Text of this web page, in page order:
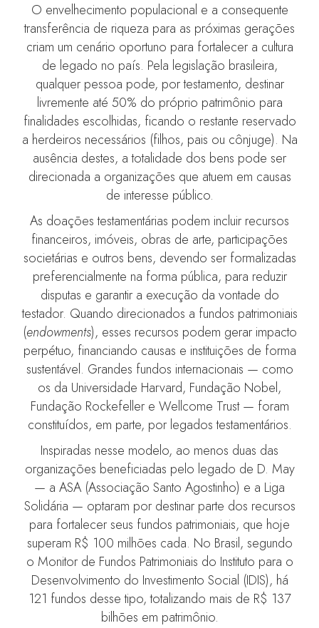
O envelhecimento populacional e a consequente
transferência de riqueza para as próximas gerações
criam um cenário oportuno para fortalecer a cultura
de legado no país. Pela legislação brasileira,
qualquer pessoa pode, por testamento, destinar
livremente até 50% do próprio patrimônio para
finalidades escolhidas, ficando o restante reservado
a herdeiros necessários (filhos, pais ou cônjuge). Na
ausência destes, a totalidade dos bens pode ser
direcionada a organizações que atuem em causas
de interesse público.
As doações testamentárias podem incluir recursos
financeiros, imóveis, obras de arte, participações
societárias e outros bens, devendo ser formalizadas
preferencialmente na forma pública, para reduzir
disputas e garantir a execução da vontade do
testador. Quando direcionados a fundos patrimoniais
(endowments), esses recursos podem gerar impacto
perpétuo, financiando causas e instituições de forma
sustentável. Grandes fundos internacionais — como
os da Universidade Harvard, Fundação Nobel,
Fundação Rockefeller e Wellcome Trust — foram
constituídos, em parte, por legados testamentários.
Inspiradas nesse modelo, ao menos duas das
organizações beneficiadas pelo legado de D. May
— a ASA (Associação Santo Agostinho) e a Liga
Solidária — optaram por destinar parte dos recursos
para fortalecer seus fundos patrimoniais, que hoje
superam R$ 100 milhões cada. No Brasil, segundo
o Monitor de Fundos Patrimoniais do Instituto para o
Desenvolvimento do Investimento Social (IDIS), há
121 fundos desse tipo, totalizando mais de R$ 137
bilhões em patrimônio.